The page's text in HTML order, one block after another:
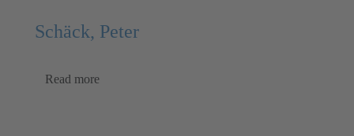
Schäck, Peter
Read more